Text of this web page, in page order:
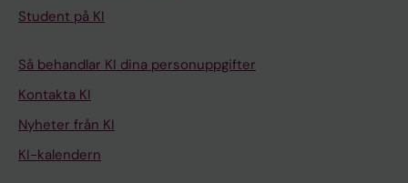
Student på KI
Så behandlar KI dina personuppgifter
Kontakta KI
Nyheter från KI
KI-kalendern